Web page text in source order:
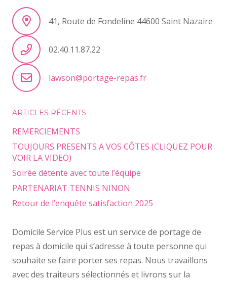
41, Route de Fondeline 44600 Saint Nazaire
02.40.11.87.22
lawson@portage-repas.fr
ARTICLES RÉCENTS
REMERCIEMENTS
TOUJOURS PRESENTS A VOS CÔTES (CLIQUEZ POUR
VOIR LA VIDEO)
Soirée détente avec toute l’équipe
PARTENARIAT TENNIS NINON
Retour de l’enquête satisfaction 2025
Domicile Service Plus est un service de portage de
repas à domicile qui s’adresse à toute personne qui
souhaite se faire porter ses repas. Nous travaillons
avec des traiteurs sélectionnés et livrons sur la